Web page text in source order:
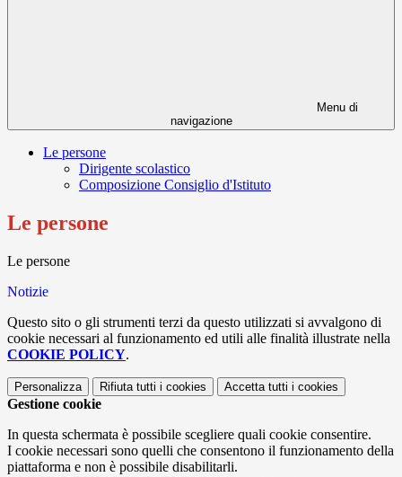
Menu di
navigazione
Le persone
Dirigente scolastico
Composizione Consiglio d'Istituto
Le persone
Le persone
Notizie
Questo sito o gli strumenti terzi da questo utilizzati si avvalgono di
cookie necessari al funzionamento ed utili alle finalità illustrate nella
COOKIE POLICY.
Personalizza Rifiuta tutti i cookies Accetta tutti i cookies
Gestione cookie
In questa schermata è possibile scegliere quali cookie consentire.
I cookie necessari sono quelli che consentono il funzionamento della
piattaforma e non è possibile disabilitarli.